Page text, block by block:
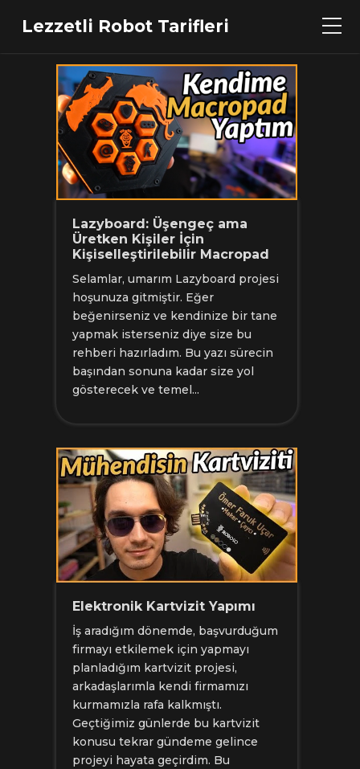
Lezzetli Robot Tarifleri
Lazyboard: Üşengeç ama
Üretken Kişiler İçin
Kişiselleştirilebilir Macropad
Selamlar, umarım Lazyboard projesi
hoşunuza gitmiştir. Eğer
beğenirseniz ve kendinize bir tane
yapmak isterseniz diye size bu
rehberi hazırladım. Bu yazı sürecin
başından sonuna kadar size yol
gösterecek ve temel...
Elektronik Kartvizit Yapımı
İş aradığım dönemde, başvurduğum
firmayı etkilemek için yapmayı
planladığım kartvizit projesi,
arkadaşlarımla kendi firmamızı
kurmamızla rafa kalkmıştı.
Geçtiğimiz günlerde bu kartvizit
konusu tekrar gündeme gelince
projeyi hayata geçirdim. Bu